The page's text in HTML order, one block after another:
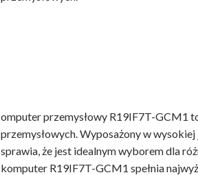
omputer przemysłowy R19IF7T-GCM1
przemysłowych. Wyposażony w
sprawia, że jest idealnym wyborem dla
komputer R19IF7T-GCM1 spełnia